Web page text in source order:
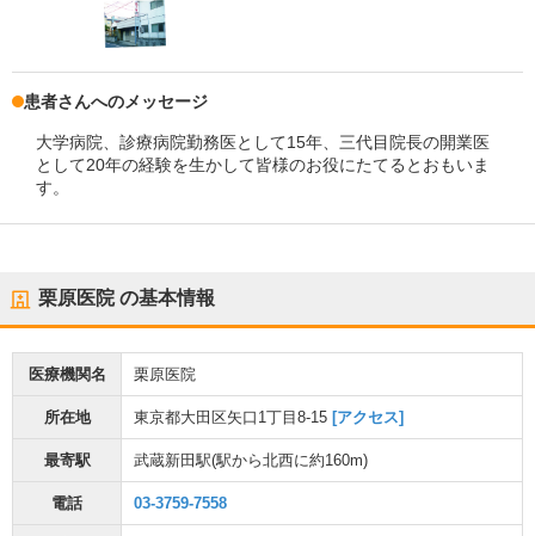
患者さんへのメッセージ
大学病院、診療病院勤務医として15年、三代目院長の開業医
として20年の経験を生かして皆様のお役にたてるとおもいま
す。
栗原医院の基本情報
医療機関名 栗原医院
所在地 東京都大田区矢口1丁目8-15 [アクセス]
最寄駅 武蔵新田駅(駅から北西に約160m)
電話 03-3759-7558